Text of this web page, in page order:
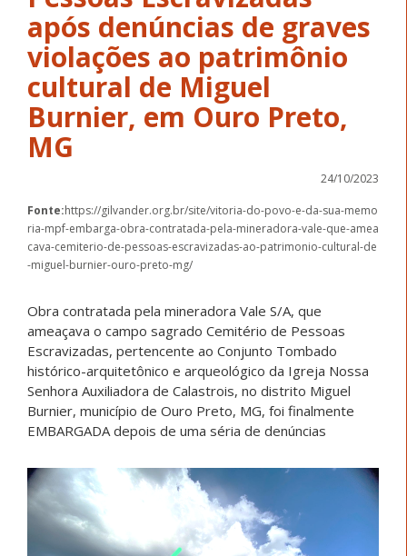
após denúncias de graves
violações ao patrimônio
cultural de Miguel
Burnier, em Ouro Preto,
MG
24/10/2023
Fonte:https://gilvander.org.br/site/vitoria-do-povo-e-da-sua-memo
ria-mpf-embarga-obra-contratada-pela-mineradora-vale-que-amea
cava-cemiterio-de-pessoas-escravizadas-ao-patrimonio-cultural-de
-miguel-burnier-ouro-preto-mg/
Obra contratada pela mineradora Vale S/A, que
ameaçava o campo sagrado Cemitério de Pessoas
Escravizadas, pertencente ao Conjunto Tombado
histórico-arquitetônico e arqueológico da Igreja Nossa
Senhora Auxiliadora de Calastrois, no distrito Miguel
Burnier, município de Ouro Preto, MG, foi finalmente
EMBARGADA depois de uma séria de denúncias